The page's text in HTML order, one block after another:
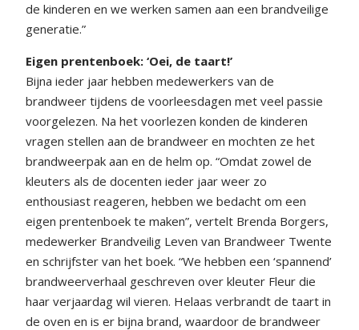
de kinderen en we werken samen aan een brandveilige
generatie.”
Eigen prentenboek: ‘Oei, de taart!’
Bijna ieder jaar hebben medewerkers van de
brandweer tijdens de voorleesdagen met veel passie
voorgelezen. Na het voorlezen konden de kinderen
vragen stellen aan de brandweer en mochten ze het
brandweerpak aan en de helm op. “Omdat zowel de
kleuters als de docenten ieder jaar weer zo
enthousiast reageren, hebben we bedacht om een
eigen prentenboek te maken”, vertelt Brenda Borgers,
medewerker Brandveilig Leven van Brandweer Twente
en schrijfster van het boek. “We hebben een ‘spannend’
brandweerverhaal geschreven over kleuter Fleur die
haar verjaardag wil vieren. Helaas verbrandt de taart in
de oven en is er bijna brand, waardoor de brandweer